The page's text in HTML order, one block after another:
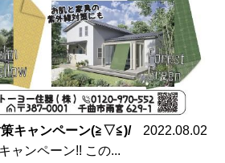
キャンペーン(≧▽≦)/
2022.08.02
ャンペーン!! この...